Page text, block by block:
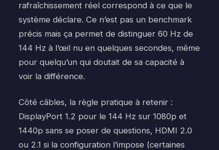
rafraîchissement réel correspond à ce que le
système déclare. Ce n’est pas un benchmark
précis mais ça permet de distinguer 60 Hz de
144 Hz à l’œil nu en quelques secondes, même
pour quelqu’un qui doutait de sa capacité à
voir la différence.
Côté câbles, la règle pratique à retenir :
DisplayPort 1.2 pour le 144 Hz sur 1080p et
1440p sans se poser de questions, HDMI 2.0
ou 2.1 si la configuration l’impose (certaines